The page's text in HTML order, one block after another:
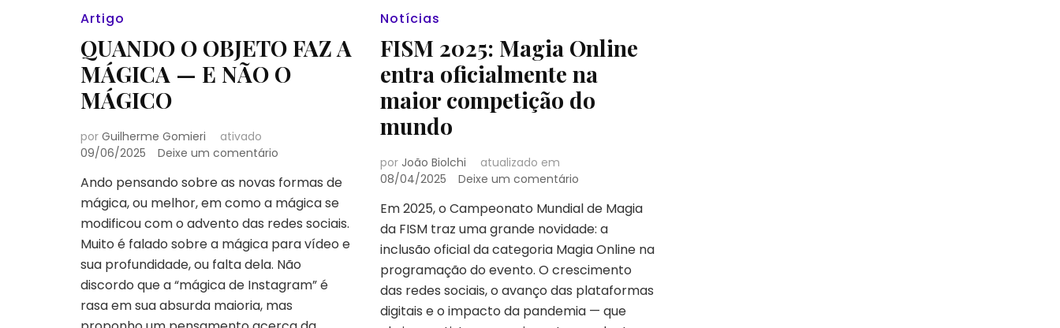
Artigo
QUANDO O OBJETO FAZ A
MÁGICA — E NÃO O
MÁGICO
por Guilherme Gomieri
ativado
09/06/2025
Deixe um comentário
O
OBJETO
FAZ
MÁGICA
—
E
NÃO
Ando pensando sobre as novas formas de
mágica, ou melhor, em como a mágica se
modificou com o advento das redes sociais.
Muito é falado sobre a mágica para vídeo e
sua profundidade, ou falta dela. Não
discordo que a “mágica de Instagram” é
rasa em sua absurda maioria, mas
Notícias
FISM 2025: Magia Online
entra oficialmente na
maior competição do
mundo
por João Biolchi
atualizado em
08/04/2025
Deixe um comentárioem
2025:
Magia
Online
entra
oficialmente
na
maior
Em 2025, o Campeonato Mundial de Magia
da FISM traz uma grande novidade: a
inclusão oficial da categoria Magia Online na
programação do evento. O crescimento
das redes sociais, o avanço das plataformas
digitais e o impacto da pandemia — que